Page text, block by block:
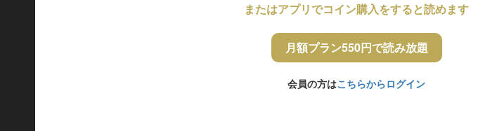
またはアプリでコイン購入をすると読めます
月額プラン550円で読み放題
会員の方はこちらからログイン